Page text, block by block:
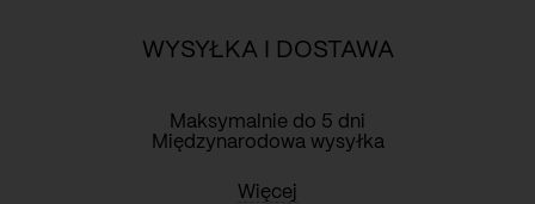
WYSYŁKA I DOSTAWA
Maksymalnie do 5 dni
Międzynarodowa wysyłka
Więcej